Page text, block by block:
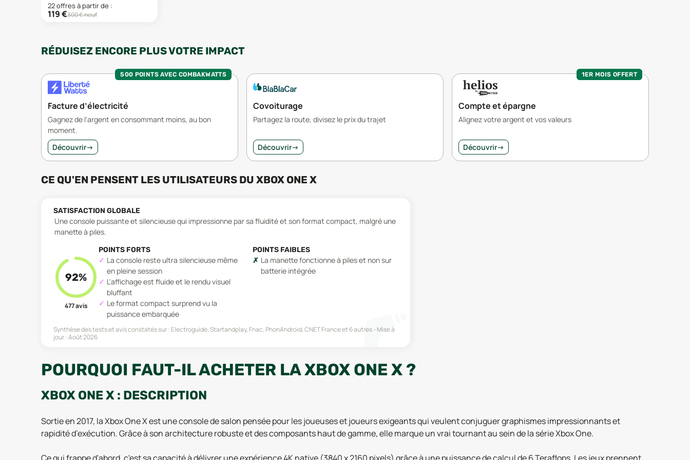
22offresà partir de :
119€300€ neuf
RÉDUISEZ ENCORE PLUS VOTRE IMPACT
500 POINTS AVEC COMBAKWATTS
Facture d’électricité
Gagnez de l'argent en consommant moins, au bon
moment.
Découvrir→
Covoiturage
Partagez la route, divisez le prix du trajet
Découvrir→
1ER MOIS OFFERT
Compte et épargne
Alignez votre argent et vos valeurs
Découvrir→
CE QU'EN PENSENT LES UTILISATEURS DU XBOX ONE X
SATISFACTION GLOBALE
Une console puissante et silencieuse qui impressionne par sa fluidité et son format compact, malgré une
manette à piles.
92%
477avis
POINTS FORTS
La console reste ultra silencieuse même
en pleine session
L'affichage est fluide et le rendu visuel
bluffant
Le format compact surprend vu la
puissance embarquée
POINTS FAIBLES
La manette fonctionne à piles et non sur
batterie intégrée
Synthèse des tests et avis constatés sur : Electroguide, Startandplay, Fnac, PhonAndroid, CNET Franceet 6 autres Mise à
jour :Août 2026
POURQUOI FAUT-IL ACHETER LA XBOX ONE X ?
XBOX ONE X : DESCRIPTION
Sortie en 2017, la Xbox One X est une console de salon pensée pour les joueuses et joueurs exigeants qui veulent conjuguer graphismes impressionnants et
rapidité d’exécution. Grâce à son architecture robuste et des composants haut de gamme, elle marque un vrai tournant au sein de la série Xbox One.
Ce qui frappe d'abord, c'est sa capacité à délivrer une expérience 4K native (3840 x 2160 pixels) grâce à une puissance de calcul de 6 Teraflops. Les jeux prennent